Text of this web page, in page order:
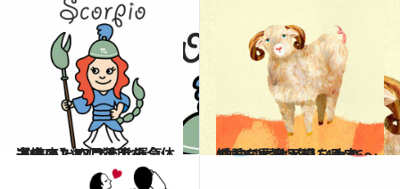
2019.12.11
【蠍座】12月後半の全体運は？ パワフルな運気。未来のために活用を
占い 2019.11.21
［羊(ひつじ)年］11/26～12/25運勢 平穏こそ宝。慎重な言動が身を助く
占い